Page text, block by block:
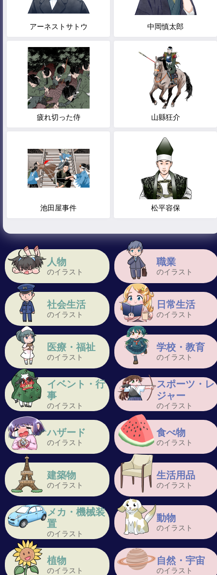
人物
のイラスト
職業
のイラスト
社会生活
のイラスト
日常生活
のイラスト
医療・福祉
のイラスト
学校・教育
のイラスト
イベント・行
事
のイラスト
スポーツ・レ
ジャー
のイラスト
ハザード
のイラスト
食べ物
のイラスト
建築物
のイラスト
生活用品
のイラスト
メカ・機械装
置
のイラスト
動物
のイラスト
植物
のイラスト
自然・宇宙
のイラスト
アーネストサトウ 中岡慎太郎
疲れ切った侍 山縣狂介
池田屋事件 松平容保